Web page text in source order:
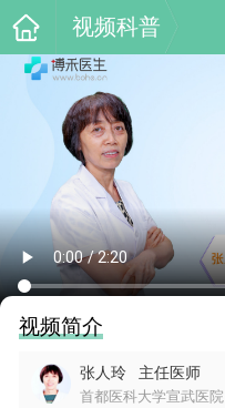
视频科普
视频简介
张人玲 主任医师
首都医科大学宣武医院